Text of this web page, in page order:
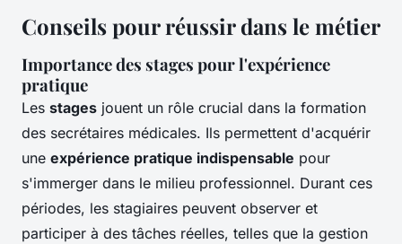
Conseils pour réussir dans le métier
Importance des stages pour l'expérience
pratique
Les stages jouent un rôle crucial dans la formation
des secrétaires médicales. Ils permettent d'acquérir
une expérience pratique indispensable pour
s'immerger dans le milieu professionnel. Durant ces
périodes, les stagiaires peuvent observer et
participer à des tâches réelles, telles que la gestion